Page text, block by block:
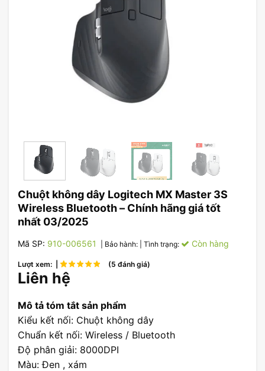
Chuột không dây Logitech MX Master 3S
Wireless Bluetooth – Chính hãng giá tốt
nhất 03/2025
Mã SP: 910-006561 | Bảo hành: | Tình trạng: Còn hàng
Lượt xem: | (5 đánh giá)
Liên hệ
Mô tả tóm tắt sản phẩm
Kiểu kết nối: Chuột không dây
Chuẩn kết nối: Wireless / Bluetooth
Độ phân giải: 8000DPI
Màu: Đen , xám